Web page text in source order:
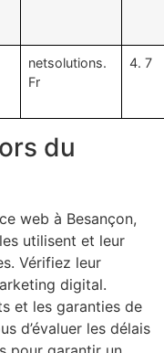
netsolutions.
Fr
4. 7
du
web à Besançon,
utilisent et leur
Vérifiez leur
digital.
et les garanties de
d’évaluer les délais